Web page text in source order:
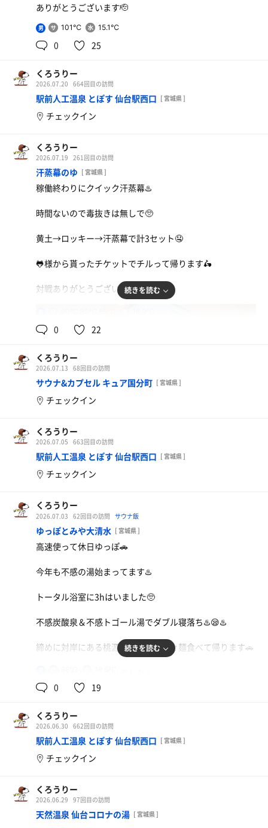
ありがとうございます🫡
男 101℃ 15.1℃
0 25
くろうりー
2026.07.20 664回目の訪問
駅前人工温泉 とぽす 仙台駅西口 [ 宮城県 ]
チェックイン
くろうりー
2026.07.19 261回目の訪問
汗蒸幕のゆ [ 宮城県 ]
稼働終わりにクイック汗蒸幕♨️
時間ないので毒抜きは無しで🥺
黄土→ロッキー→汗蒸幕で計3セット🤤
🐸様から貰ったチケットでチルって帰ります🛵
対戦ありがとうございました🫡
続きを読む
0 22
くろうりー
2026.07.13 68回目の訪問
サウナ&カプセル キュア国分町 [ 宮城県 ]
チェックイン
くろうりー
2026.07.05 663回目の訪問
駅前人工温泉 とぽす 仙台駅西口 [ 宮城県 ]
チェックイン
くろうりー
2026.07.03 62回目の訪問 サウナ飯
ゆっぽとみや大清水 [ 宮城県 ]
高速使って休日ゆっぽ🚗
今年も不感の湯始まってます♨️
トータル浴室に3hはいました🥺
不感炭酸泉＆不感トゴール湯でダブル寝落ち♨️😪♨️
締めに対岸にある桃源花で冷やし担々麺食べて帰ります🚗
続きを読む
0 19
くろうりー
2026.06.30 662回目の訪問
駅前人工温泉 とぽす 仙台駅西口 [ 宮城県 ]
チェックイン
くろうりー
2026.06.29 97回目の訪問
天然温泉 仙台コロナの湯 [ 宮城県 ]